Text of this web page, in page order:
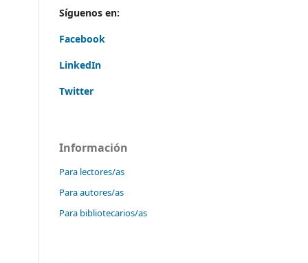
Síguenos en:
Facebook
LinkedIn
Twitter
Información
Para lectores/as
Para autores/as
Para bibliotecarios/as